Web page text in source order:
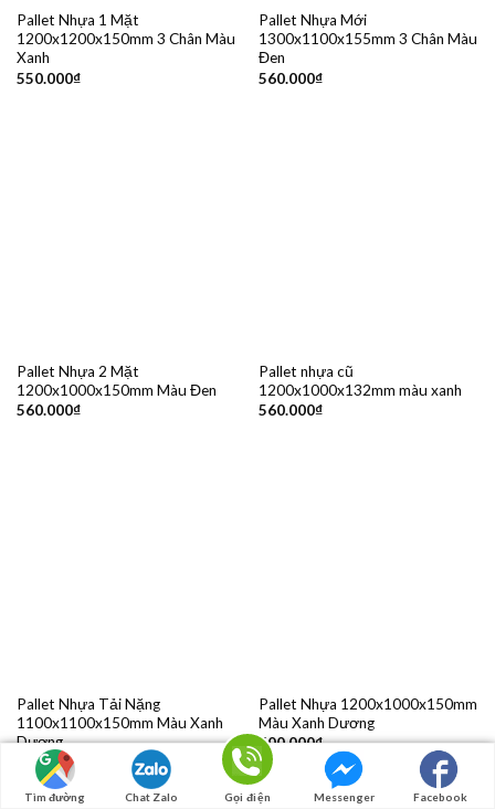
Pallet Nhựa 1 Mặt
1200x1200x150mm 3 Chân Màu
Xanh
550.000₫
Pallet Nhựa Mới
1300x1100x155mm 3 Chân Màu
Đen
560.000₫
Pallet Nhựa 2 Mặt
1200x1000x150mm Màu Đen
560.000₫
Pallet nhựa cũ
1200x1000x132mm màu xanh
560.000₫
Pallet Nhựa Tải Nặng
1100x1100x150mm Màu Xanh
Dương
565.000₫
Pallet Nhựa 1200x1000x150mm
Màu Xanh Dương
600.000₫
Tìm đường Chat Zalo Gọi điện Messenger Facebook